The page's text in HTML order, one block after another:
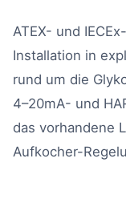
ATEX- und
Installation in
rund um die
4–20mA- und
das vorhandene
Aufkocher-